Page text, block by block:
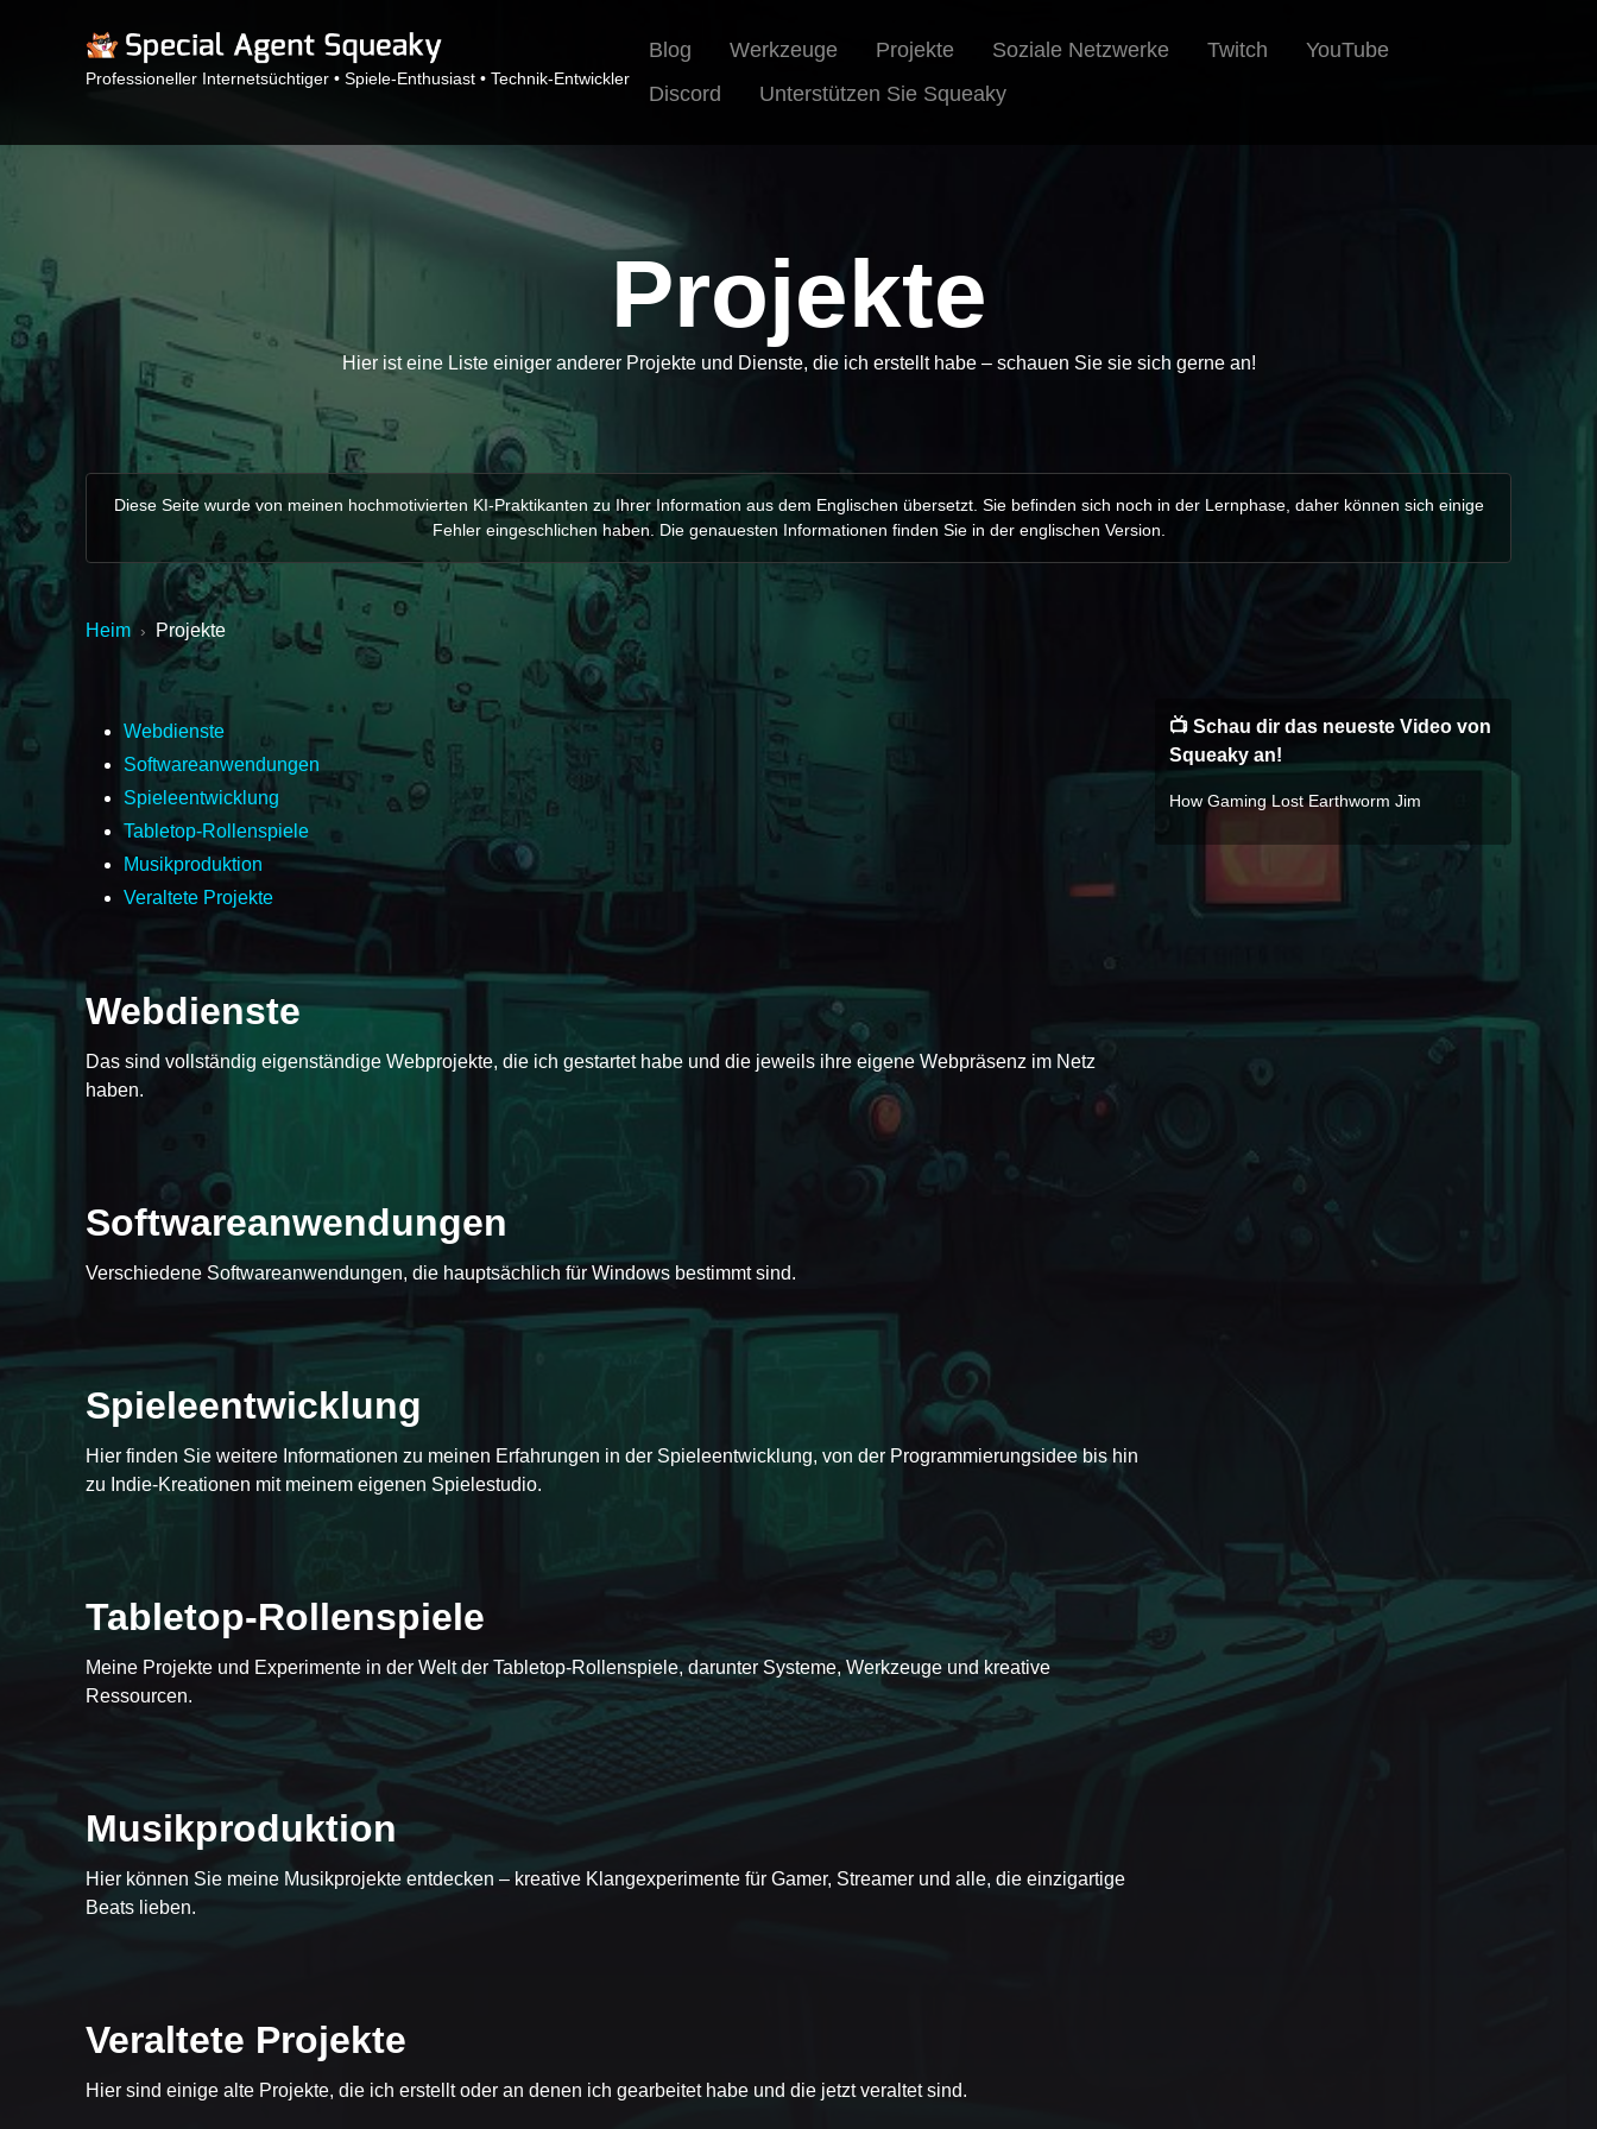
Professioneller Internetsüchtiger • Spiele-Enthusiast • Technik-Entwickler
Blog Werkzeuge Projekte Soziale Netzwerke Twitch
YouTube
Discord
Unterstützen Sie Squeaky
Projekte
Hier ist eine Liste einiger anderer Projekte und Dienste, die ich erstellt habe – schauen Sie sie sich gerne an!
Diese Seite wurde von meinen hochmotivierten KI-Praktikanten zu Ihrer Information aus dem Englischen übersetzt. Sie befinden sich noch in der Lernphase, daher können sich einige
Fehler eingeschlichen haben. Die genauesten Informationen finden Sie in der englischen Version.
Heim › Projekte
Webdienste
Softwareanwendungen
Spieleentwicklung
Tabletop-Rollenspiele
Musikproduktion
Veraltete Projekte
Webdienste
Das sind vollständig eigenständige Webprojekte, die ich gestartet habe und die jeweils ihre eigene Webpräsenz im Netz
haben.
PotatoHotDog Free Automatic Chat Reader For Twitch
GamingMusMattor
Softwareanwendungen
Verschiedene Softwareanwendungen, die hauptsächlich für Windows bestimmt sind.
Squiso
Spieleentwicklung
Hier finden Sie weitere Informationen zu meinen Erfahrungen in der Spieleentwicklung, von der Programmierungsidee bis hin
zu Indie-Kreationen mit meinem eigenen Spielestudio.
Case #1472
Tabletop-Rollenspiele
Meine Projekte und Experimente in der Welt der Tabletop-Rollenspiele, darunter Systeme, Werkzeuge und kreative
Ressourcen.
Disconnected Skies
Musikproduktion
Hier können Sie meine Musikprojekte entdecken – kreative Klangexperimente für Gamer, Streamer und alle, die einzigartige
Beats lieben.
Tactical Chubby Orange Fox The Streamsafe Beat Makers
Veraltete Projekte
Hier sind einige alte Projekte, die ich erstellt oder an denen ich gearbeitet habe und die jetzt veraltet sind.
📺 Schau dir das neueste Video von
Squeaky an!
How Gaming Lost Earthworm Jim